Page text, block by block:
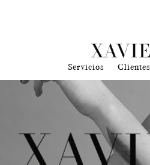
Servicios Clientes